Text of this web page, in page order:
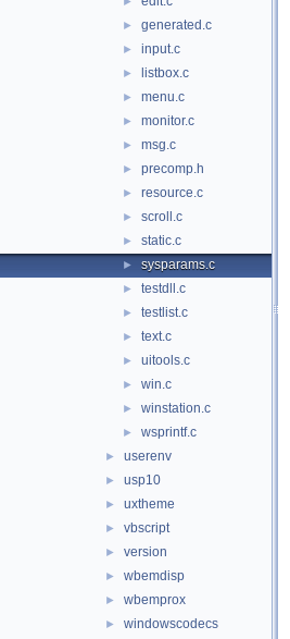
► generated.c
► input.c
► listbox.c
► menu.c
► monitor.c
► msg.c
► precomp.h
► resource.c
► scroll.c
► static.c
► sysparams.c
► testdll.c
► testlist.c
► text.c
► uitools.c
► win.c
► winstation.c
► wsprintf.c
► userenv
► usp10
► uxtheme
► vbscript
► version
► wbemdisp
► wbemprox
► windowscodecs